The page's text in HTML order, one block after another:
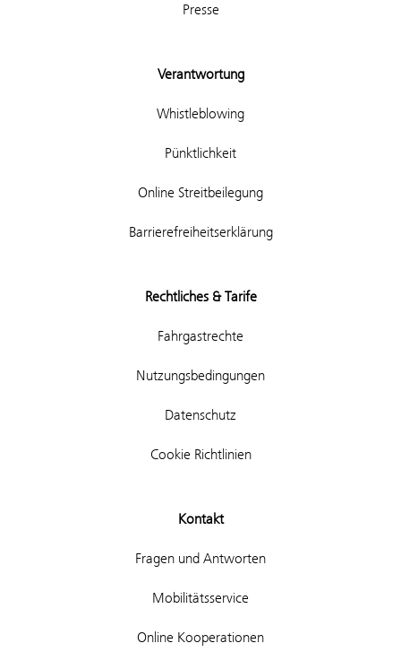
Presse
Verantwortung
Whistleblowing
Pünktlichkeit
Online Streitbeilegung
Barrierefreiheitserklärung
Rechtliches & Tarife
Fahrgastrechte
Nutzungsbedingungen
Datenschutz
Cookie Richtlinien
Kontakt
Fragen und Antworten
Mobilitätsservice
Online Kooperationen